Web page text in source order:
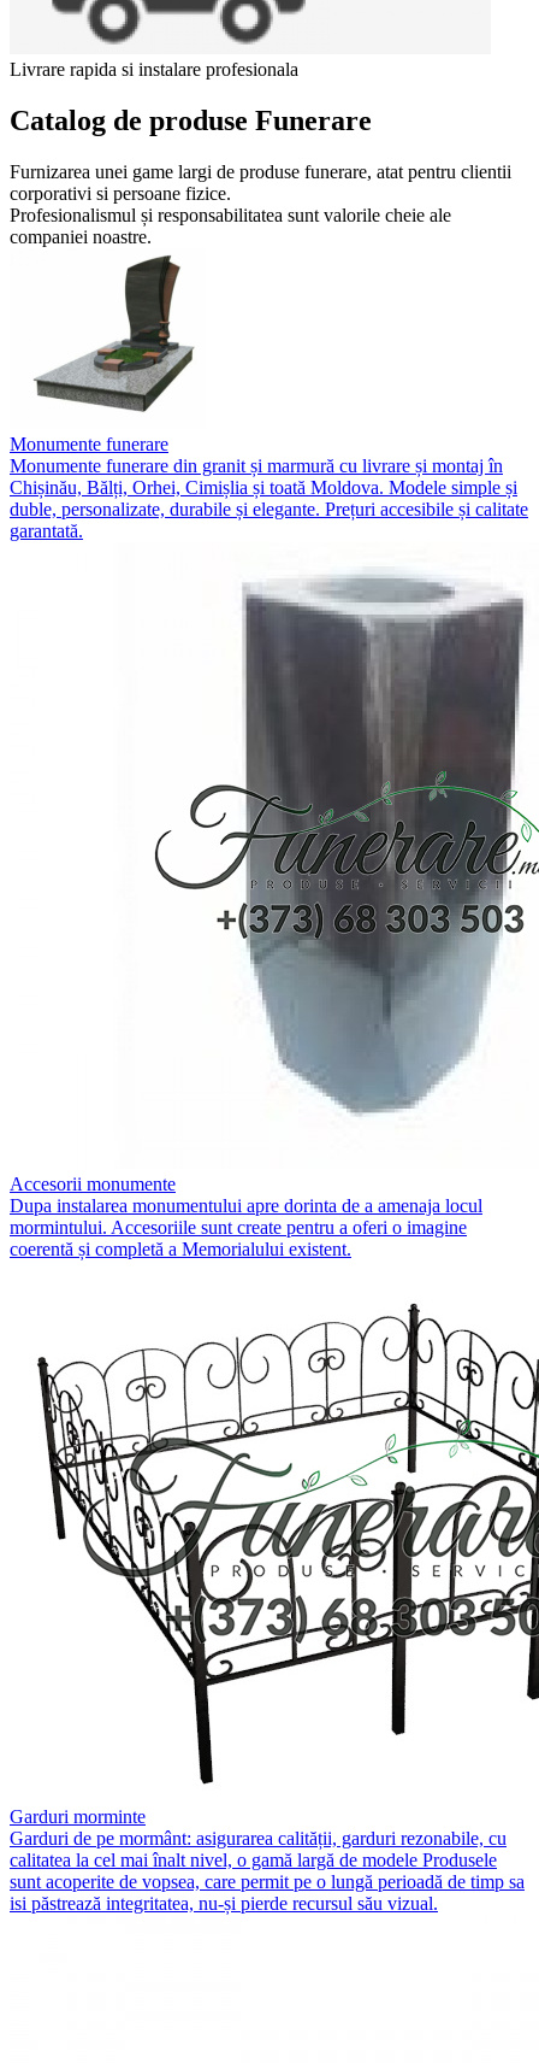
Livrare rapida si instalare profesionala
Catalog de produse Funerare
Furnizarea unei game largi de produse funerare, atat pentru clientii
corporativi si persoane fizice.
Profesionalismul și responsabilitatea sunt valorile cheie ale
companiei noastre.
Monumente funerare
Monumente funerare din granit și marmură cu livrare și montaj în
Chișinău, Bălți, Orhei, Cimișlia și toată Moldova. Modele simple și
duble, personalizate, durabile și elegante. Prețuri accesibile și calitate
garantată.
Accesorii monumente
Dupa instalarea monumentului apre dorinta de a amenaja locul
mormintului. Accesoriile sunt create pentru a oferi o imagine
coerentă și completă a Memorialului existent.
Garduri morminte
Garduri de pe mormânt: asigurarea calității, garduri rezonabile, cu
calitatea la cel mai înalt nivel, o gamă largă de modele Produsele
sunt acoperite de vopsea, care permit pe o lungă perioadă de timp sa
isi păstrează integritatea, nu-și pierde recursul său vizual.